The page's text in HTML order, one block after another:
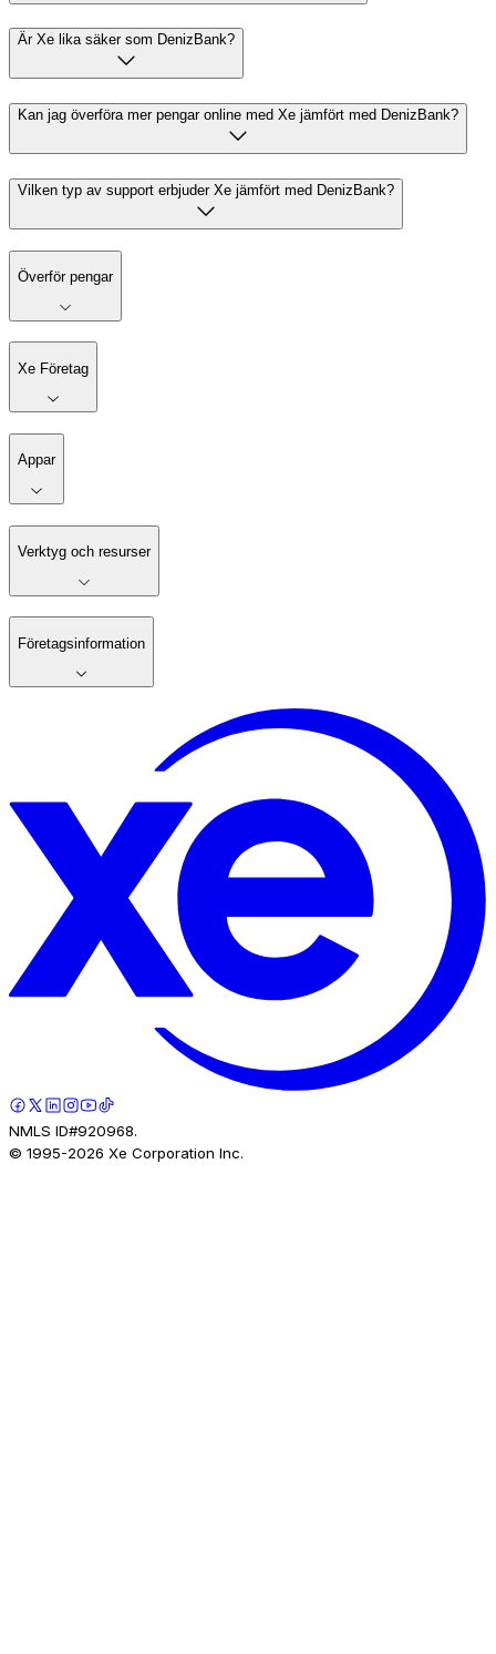
Är Xe lika säker som DenizBank?
Kan jag överföra mer pengar online med Xe jämfört med DenizBank?
Vilken typ av support erbjuder Xe jämfört med DenizBank?
Överför pengar
Xe Företag
Appar
Verktyg och resurser
Företagsinformation
NMLS ID#920968.
© 1995-2026 Xe Corporation Inc.